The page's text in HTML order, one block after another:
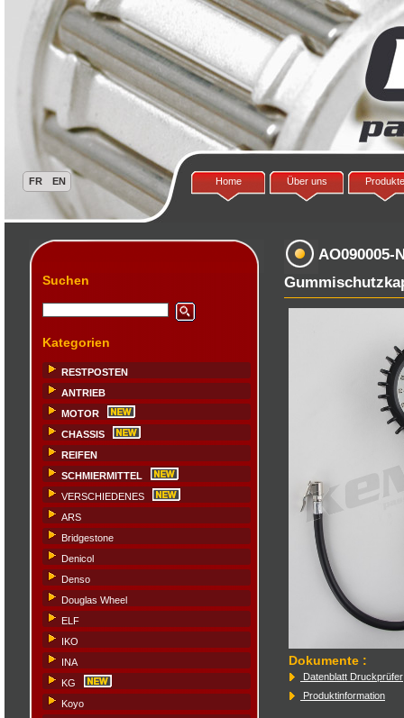
Home Über uns Produkte
Suchen
Kategorien
RESTPOSTEN
ANTRIEB
MOTOR
CHASSIS
REIFEN
SCHMIERMITTEL
VERSCHIEDENES
ARS
Bridgestone
Denicol
Denso
Douglas Wheel
ELF
IKO
INA
KG
Koyo
AO090005-
Dokumente :
Datenblatt Druckprüfer
Produktinformation